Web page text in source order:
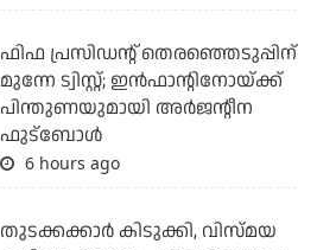
ഫിഫ പ്രസിഡന്റ് തെരഞ്ഞെടുപ്പിന്
മുന്നേ ട്വിസ്റ്റ്; ഇന്‍ഫാന്റിനോയ്ക്ക്
പിന്തുണയുമായി അര്‍ജന്റീന
ഫുട്‌ബോള്‍
6 hours ago
തുടക്കക്കാര്‍ കിടുക്കി, വിസ്മയ